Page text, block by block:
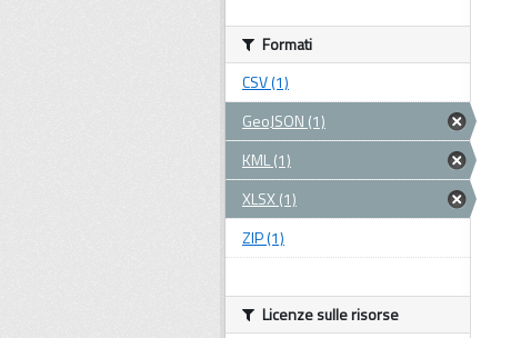
Formati
CSV (1)
GeoJSON (1)
KML (1)
XLSX (1)
ZIP (1)
Licenze sulle risorse